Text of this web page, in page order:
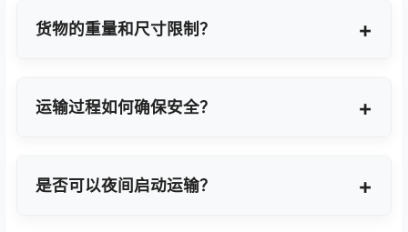
货物的重量和尺寸限制？
货物特性推荐最优方案。
运输过程如何确保安全？
忧。
是否可以夜间启动运输？